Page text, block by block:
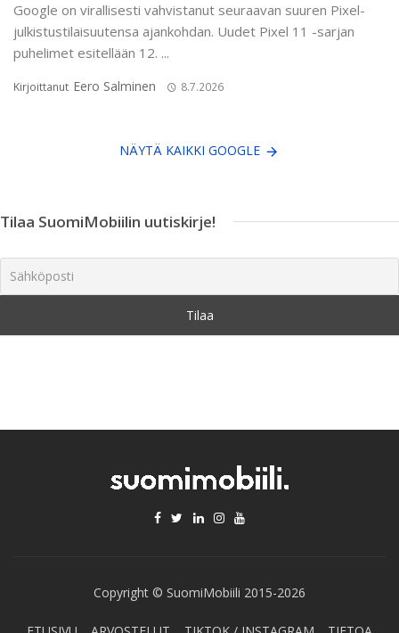
Google on virallisesti vahvistanut seuraavan suuren Pixel-
julkistustilaisuutensa ajankohdan. Uudet Pixel 11 -sarjan
puhelimet esitellään 12. ...
Kirjoittanut Eero Salminen 8.7.2026
NÄYTÄ KAIKKI GOOGLE
Tilaa SuomiMobiilin uutiskirje!
Copyright © SuomiMobiili 2015-2026